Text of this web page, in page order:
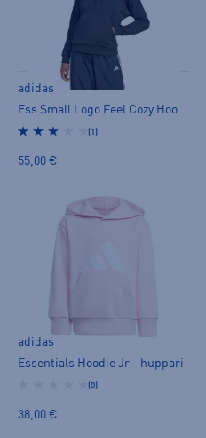
adidas
Ess Small Logo Feel Cozy Hoodie W - huppari
(1)
55,00 €
adidas
Essentials Hoodie Jr - huppari
(0)
38,00 €